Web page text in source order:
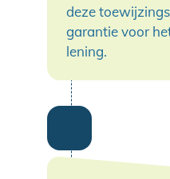
deze
garantie voor
lening.